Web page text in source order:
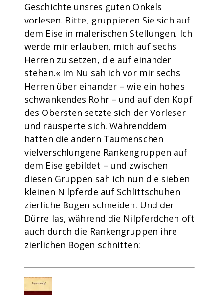
Geschichte unsres guten Onkels
vorlesen. Bitte, gruppieren Sie sich auf
dem Eise in malerischen Stellungen. Ich
werde mir erlauben, mich auf sechs
Herren zu setzen, die auf einander
stehen.« Im Nu sah ich vor mir sechs
Herren über einander – wie ein hohes
schwankendes Rohr – und auf den Kopf
des Obersten setzte sich der Vorleser
und räusperte sich. Währenddem
hatten die andern Taumenschen
vielverschlungene Rankengruppen auf
dem Eise gebildet – und zwischen
diesen Gruppen sah ich nun die sieben
kleinen Nilpferde auf Schlittschuhen
zierliche Bogen schneiden. Und der
Dürre las, während die Nilpferdchen oft
auch durch die Rankengruppen ihre
zierlichen Bogen schnitten: